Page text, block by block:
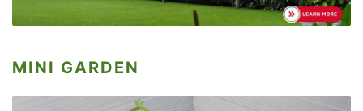
MINI GARDEN